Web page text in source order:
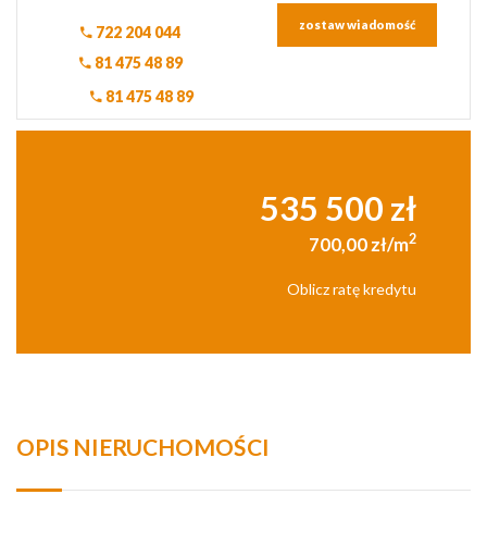
722 204 044
81 475 48 89
81 475 48 89
zostaw wiadomość
535 500 zł
700,00 zł/m2
Oblicz ratę kredytu
OPIS NIERUCHOMOŚCI